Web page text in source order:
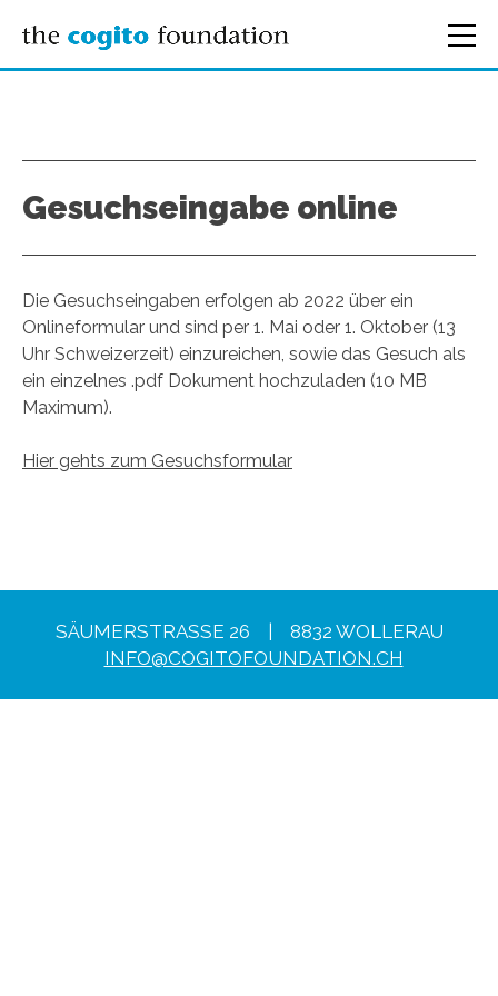
Gesuchseingabe online
Die Gesuchseingaben erfolgen ab 2022 über ein
Onlineformular und sind per 1. Mai oder 1. Oktober (13
Uhr Schweizerzeit) einzureichen, sowie das Gesuch als
ein einzelnes .pdf Dokument hochzuladen (10 MB
Maximum).
Hier gehts zum Gesuchsformular
SÄUMERSTRASSE 26 | 8832 WOLLERAU
INFO@COGITOFOUNDATION.CH